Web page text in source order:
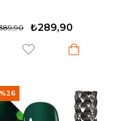
₺289,90
%26